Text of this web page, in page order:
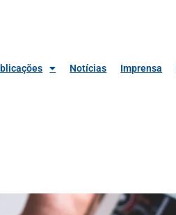
Notícias Imprensa